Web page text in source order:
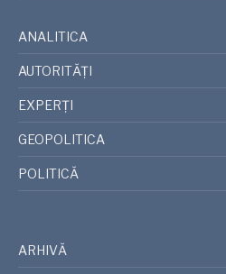
ANALITICA
AUTORITĂȚI
EXPERȚI
GEOPOLITICA
POLITICĂ
ARHIVĂ